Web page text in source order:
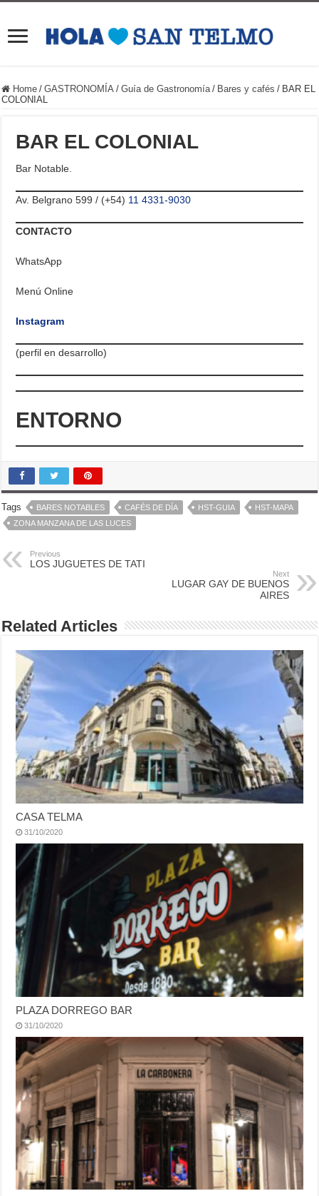
Home / GASTRONOMÍA / Guía de Gastronomía / Bares y cafés / BAR EL
COLONIAL
BAR EL COLONIAL
Bar Notable.
Av. Belgrano 599 / (+54) 11 4331-9030
CONTACTO
WhatsApp
Menú Online
Instagram
(perfil en desarrollo)
ENTORNO
Tags BARES NOTABLES CAFÉS DE DÍA HST-GUIA
HST-MAPA
ZONA MANZANA DE LAS LUCES
Previous
LOS JUGUETES DE TATI
Next
LUGAR GAY DE BUENOS
AIRES
Related Articles
CASA TELMA
31/10/2020
PLAZA DORREGO BAR
31/10/2020